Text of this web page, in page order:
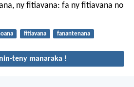
ny fitiavana: fa ny fitiavana no
fitiavana fanantenana
teny manaraka !